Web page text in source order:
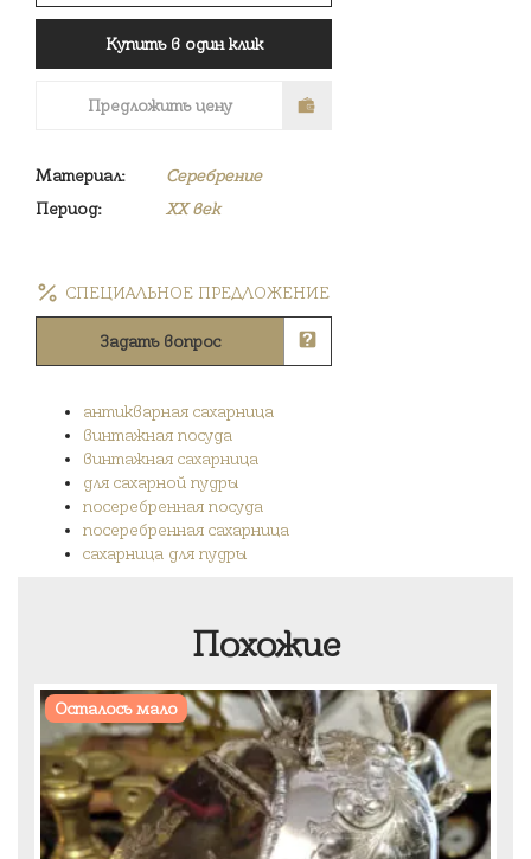
Купить в один клик
Предложить цену
Материал:
Серебрение
Период:
XX век
СПЕЦИАЛЬНОЕ ПРЕДЛОЖЕНИЕ
Задать вопрос
антикварная сахарница
винтажная посуда
винтажная сахарница
для сахарной пудры
посеребренная посуда
посеребренная сахарница
сахарница для пудры
Похожие
Осталось мало